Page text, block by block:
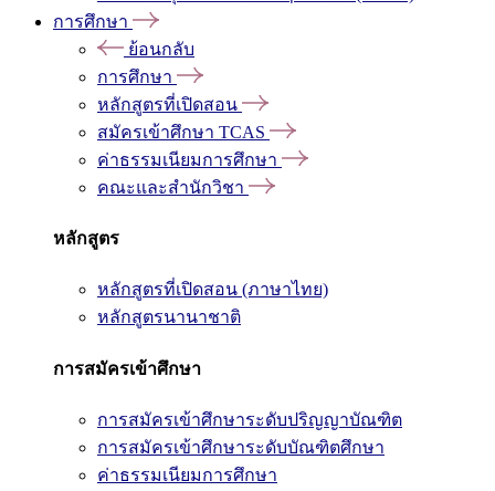
การศึกษา
ย้อนกลับ
การศึกษา
หลักสูตรที่เปิดสอน
สมัครเข้าศึกษา TCAS
ค่าธรรมเนียมการศึกษา
คณะและสำนักวิชา
หลักสูตร
หลักสูตรที่เปิดสอน (ภาษาไทย)
หลักสูตรนานาชาติ
การสมัครเข้าศึกษา
การสมัครเข้าศึกษาระดับปริญญาบัณฑิต
การสมัครเข้าศึกษาระดับบัณฑิตศึกษา
ค่าธรรมเนียมการศึกษา